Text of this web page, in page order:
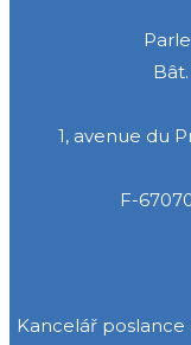
1, avenue du
F-
Kancelář